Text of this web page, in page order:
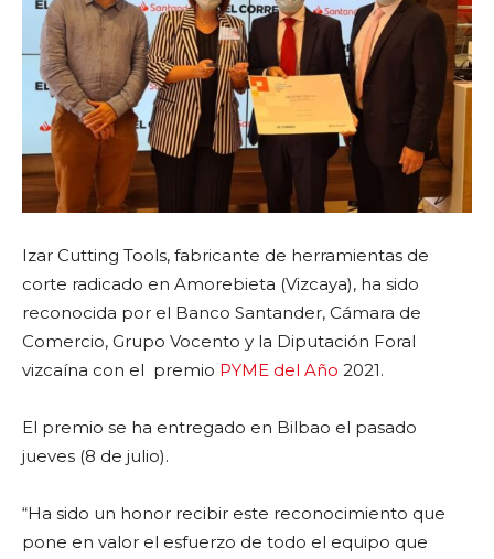
Izar Cutting Tools, fabricante de herramientas de
corte radicado en Amorebieta (Vizcaya), ha sido
reconocida por el Banco Santander, Cámara de
Comercio, Grupo Vocento y la Diputación Foral
vizcaína con el premio PYME del Año 2021.
El premio se ha entregado en Bilbao el pasado
jueves (8 de julio).
“Ha sido un honor recibir este reconocimiento que
pone en valor el esfuerzo de todo el equipo que